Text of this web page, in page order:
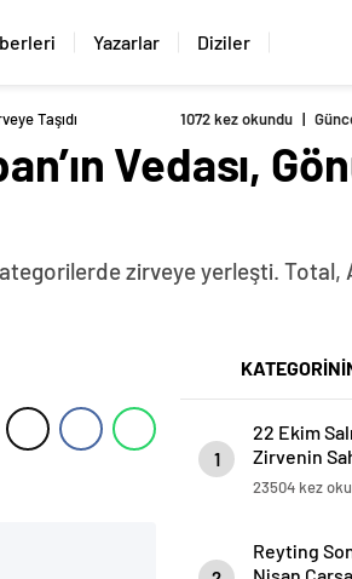
Yazarlar Diziler
Taşıdı 1072 kez okundu |
Vedası,
zirveye yerleşti. Total,
1
22 Ekim
Zirvenin
Oldu?
23504 kez
Reyting